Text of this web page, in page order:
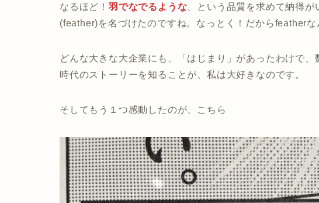
なるほど！ 羽でなでるような 、という品質を求めて納得
(feather)を名づけたのですね。なっとく！だからfeatherな
どんな大きな大企業にも、「はじまり」があったわけで
時代のストーリーを知ることが、私は大好きなのです。
そしてもう１つ感動したのが、こちら